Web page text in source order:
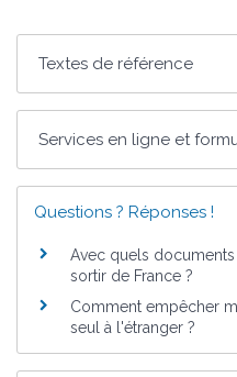
Textes de référence
Services en ligne et
Questions ? Réponses !
Avec quels
sortir de France ?
Comment empêcher
seul à l'étranger ?